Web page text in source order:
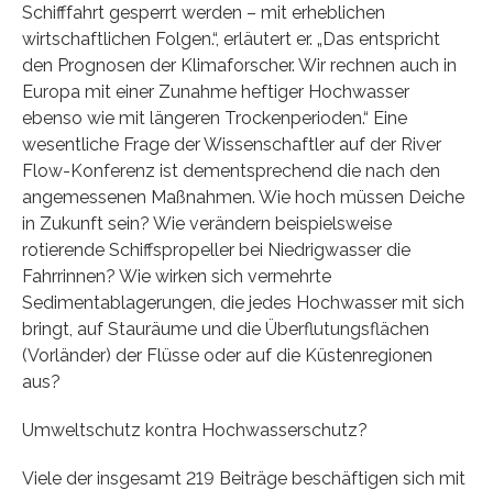
Schifffahrt gesperrt werden – mit erheblichen
wirtschaftlichen Folgen.“, erläutert er. „Das entspricht
den Prognosen der Klimaforscher. Wir rechnen auch in
Europa mit einer Zunahme heftiger Hochwasser
ebenso wie mit längeren Trockenperioden.“ Eine
wesentliche Frage der Wissenschaftler auf der River
Flow-Konferenz ist dementsprechend die nach den
angemessenen Maßnahmen. Wie hoch müssen Deiche
in Zukunft sein? Wie verändern beispielsweise
rotierende Schiffspropeller bei Niedrigwasser die
Fahrrinnen? Wie wirken sich vermehrte
Sedimentablagerungen, die jedes Hochwasser mit sich
bringt, auf Stauräume und die Überflutungsflächen
(Vorländer) der Flüsse oder auf die Küstenregionen
aus?
Umweltschutz kontra Hochwasserschutz?
Viele der insgesamt 219 Beiträge beschäftigen sich mit